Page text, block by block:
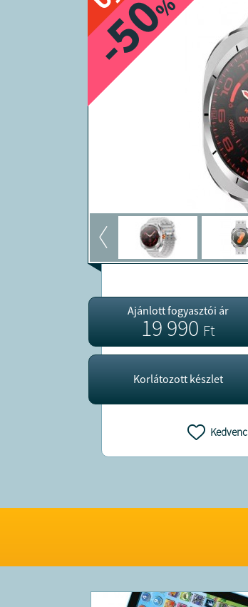
-50
%
Ajánlott fogyasztói ár
19 990Ft
Korlátozott készlet
Kedvenc